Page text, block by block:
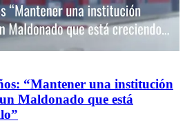
“Mantener una institución
Maldonado que está